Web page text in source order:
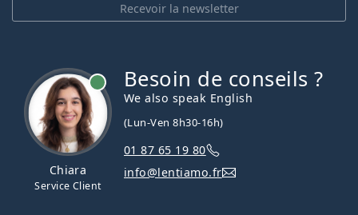
Recevoir la newsletter
Chiara
Service Client
Besoin de conseils ?
We also speak English
(Lun-Ven 8h30-16h)
01 87 65 19 80
info@lentiamo.fr